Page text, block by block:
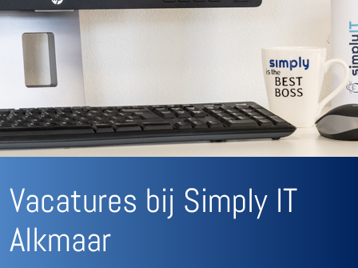
Vacatures bij Simply IT
Alkmaar